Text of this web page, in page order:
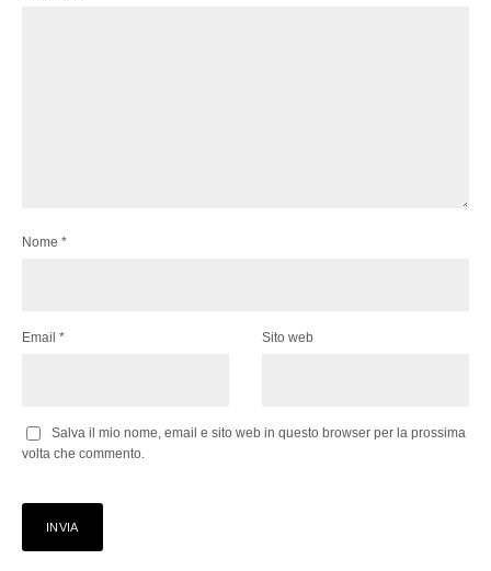
Nome *
Email * Sito web
Salva il mio nome, email e sito web in questo browser per la prossima
volta che commento.